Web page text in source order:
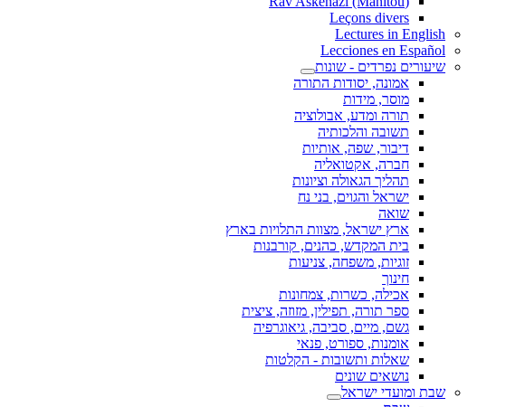
Leçons divers
Lectures in English
Lecciones en Español
שיעורים נפרדים - שונות
אמונה, יסודות התורה
מוסר, מידות
תורה ומדע, אבולוציה
תשובה והלכותיה
דיבור, שפה, אותיות
חברה, אקטואליה
תהליך הגאולה וציונות
ישראל והגוים, בני נח
שואה
ארץ ישראל, מצוות התלויות בארץ
בית המקדש, כהנים, קורבנות
זוגיות, משפחה, צניעות
חינוך
אכילה, כשרות, צמחונות
ספר תורה, תפילין, מזוזה, ציצית
גשם, מיים, סביבה, גיאוגרפיה
אומנות, ספורט, פנאי
שאלות ותשובות - הקלטות
נושאים שונים
שבת ומועדי ישראל